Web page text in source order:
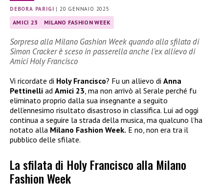
DEBORA PARIGI | 20 GENNAIO 2025
AMICI 23 MILANO FASHION WEEK
Sorpresa alla Milano Gashion Week quando alla sfilata di
Simon Cracker è sceso in passerella anche l’ex allievo di
Amici Holy Francisco
Vi ricordate di Holy Francisco? Fu un allievo di Anna
Pettinelli ad Amici 23, ma non arrivò al Serale perché fu
eliminato proprio dalla sua insegnante a seguito
dell’ennesimo risultato disastroso in classifica. Lui ad oggi
continua a seguire la strada della musica, ma qualcuno l’ha
notato alla Milano Fashion Week. E no, non era tra il
pubblico delle sfilate.
La sfilata di Holy Francisco alla Milano
Fashion Week